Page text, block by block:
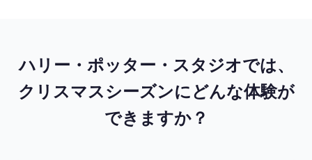
ハリー・ポッター・スタジオでは、
クリスマスシーズンにどんな体験が
できますか？